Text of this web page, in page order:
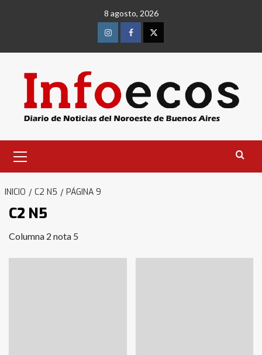
8 agosto, 2026
InstagramFacebookTwitter
primario
INICIO C2 N5 PÁGINA 9
C2 N5
Columna 2 nota 5